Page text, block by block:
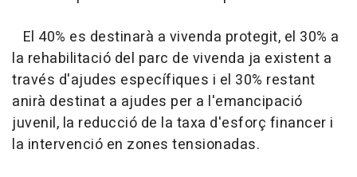
El 40% es destinarà a vivenda protegit, el 30% a
la rehabilitació del parc de vivenda ja existent a
través d'ajudes específiques i el 30% restant
anirà destinat a ajudes per a l'emancipació
juvenil, la reducció de la taxa d'esforç financer i
la intervenció en zones tensionadas.